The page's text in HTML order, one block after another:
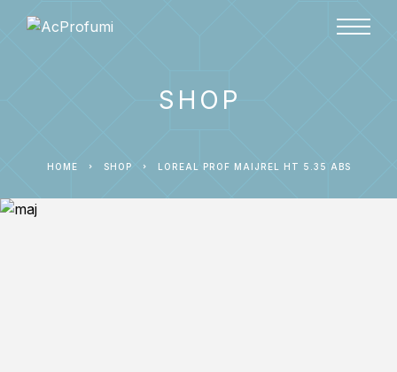
SHOP
HOME SHOP LOREAL PROF MAIJREL HT 5.35 ABS